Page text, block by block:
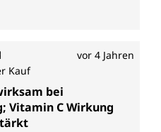
vor 4 Jahren
von 5 von 5 Sternen
Kauf
bei
Vitamin C Wirkung